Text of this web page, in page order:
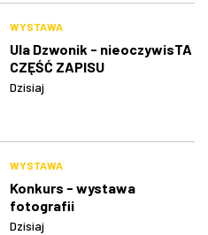
WYSTAWA
Ula Dzwonik - nieoczywisTA
CZĘŚĆ ZAPISU
Dzisiaj
WYSTAWA
Konkurs - wystawa
fotografii
Dzisiaj